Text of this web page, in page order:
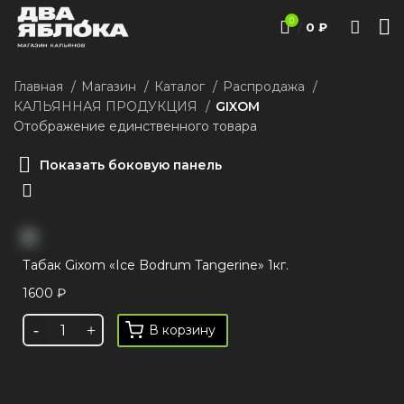
0 / 0 ₽
Главная Магазин Каталог
Распродажа
КАЛЬЯННАЯ ПРОДУКЦИЯ
GIXOM
Отображение единственного товара
Показать боковую панель
Табак Gixom «Ice Bodrum Tangerine» 1кг.
1600 ₽
В корзину